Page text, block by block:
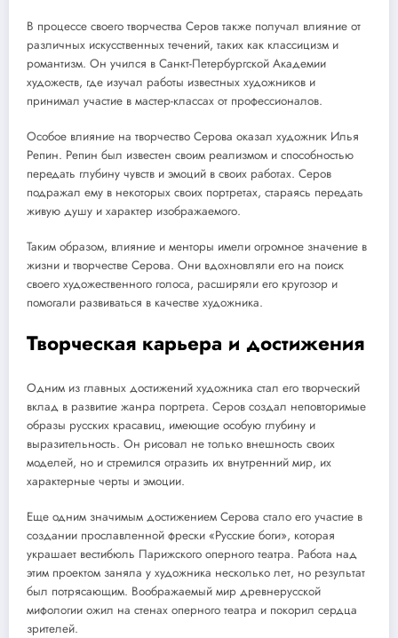
В процессе своего творчества Серов также получал влияние от
различных искусственных течений, таких как классицизм и
романтизм. Он учился в Санкт-Петербургской Академии
художеств, где изучал работы известных художников и
принимал участие в мастер-классах от профессионалов.
Особое влияние на творчество Серова оказал художник Илья
Репин. Репин был известен своим реализмом и способностью
передать глубину чувств и эмоций в своих работах. Серов
подражал ему в некоторых своих портретах, стараясь передать
живую душу и характер изображаемого.
Таким образом, влияние и менторы имели огромное значение в
жизни и творчестве Серова. Они вдохновляли его на поиск
своего художественного голоса, расширяли его кругозор и
помогали развиваться в качестве художника.
Творческая карьера и достижения
Одним из главных достижений художника стал его творческий
вклад в развитие жанра портрета. Серов создал неповторимые
образы русских красавиц, имеющие особую глубину и
выразительность. Он рисовал не только внешность своих
моделей, но и стремился отразить их внутренний мир, их
характерные черты и эмоции.
Еще одним значимым достижением Серова стало его участие в
создании прославленной фрески «Русские боги», которая
украшает вестибюль Парижского оперного театра. Работа над
этим проектом заняла у художника несколько лет, но результат
был потрясающим. Воображаемый мир древнерусской
мифологии ожил на стенах оперного театра и покорил сердца
зрителей.